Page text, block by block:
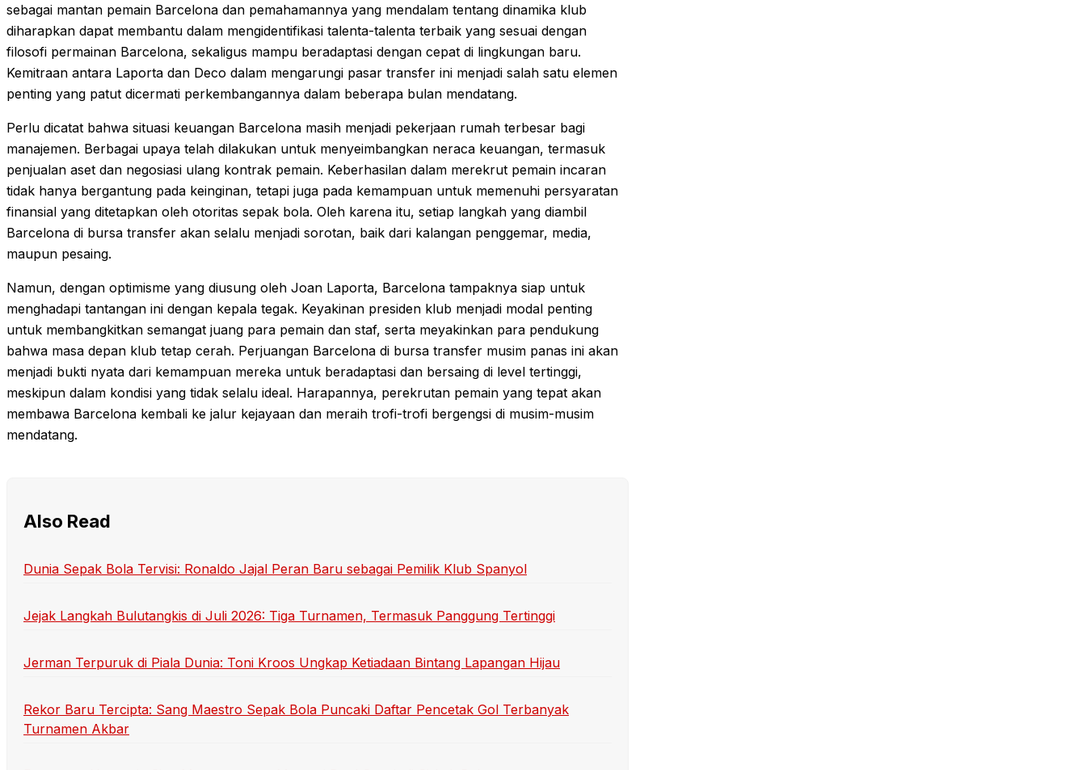
sebagai mantan pemain Barcelona dan pemahamannya yang mendalam tentang dinamika klub
diharapkan dapat membantu dalam mengidentifikasi talenta-talenta terbaik yang sesuai dengan
filosofi permainan Barcelona, sekaligus mampu beradaptasi dengan cepat di lingkungan baru.
Kemitraan antara Laporta dan Deco dalam mengarungi pasar transfer ini menjadi salah satu elemen
penting yang patut dicermati perkembangannya dalam beberapa bulan mendatang.
Perlu dicatat bahwa situasi keuangan Barcelona masih menjadi pekerjaan rumah terbesar bagi
manajemen. Berbagai upaya telah dilakukan untuk menyeimbangkan neraca keuangan, termasuk
penjualan aset dan negosiasi ulang kontrak pemain. Keberhasilan dalam merekrut pemain incaran
tidak hanya bergantung pada keinginan, tetapi juga pada kemampuan untuk memenuhi persyaratan
finansial yang ditetapkan oleh otoritas sepak bola. Oleh karena itu, setiap langkah yang diambil
Barcelona di bursa transfer akan selalu menjadi sorotan, baik dari kalangan penggemar, media,
maupun pesaing.
Namun, dengan optimisme yang diusung oleh Joan Laporta, Barcelona tampaknya siap untuk
menghadapi tantangan ini dengan kepala tegak. Keyakinan presiden klub menjadi modal penting
untuk membangkitkan semangat juang para pemain dan staf, serta meyakinkan para pendukung
bahwa masa depan klub tetap cerah. Perjuangan Barcelona di bursa transfer musim panas ini akan
menjadi bukti nyata dari kemampuan mereka untuk beradaptasi dan bersaing di level tertinggi,
meskipun dalam kondisi yang tidak selalu ideal. Harapannya, perekrutan pemain yang tepat akan
membawa Barcelona kembali ke jalur kejayaan dan meraih trofi-trofi bergengsi di musim-musim
mendatang.
Also Read
Dunia Sepak Bola Tervisi: Ronaldo Jajal Peran Baru sebagai Pemilik Klub Spanyol
Jejak Langkah Bulutangkis di Juli 2026: Tiga Turnamen, Termasuk Panggung Tertinggi
Jerman Terpuruk di Piala Dunia: Toni Kroos Ungkap Ketiadaan Bintang Lapangan Hijau
Rekor Baru Tercipta: Sang Maestro Sepak Bola Puncaki Daftar Pencetak Gol Terbanyak
Turnamen Akbar